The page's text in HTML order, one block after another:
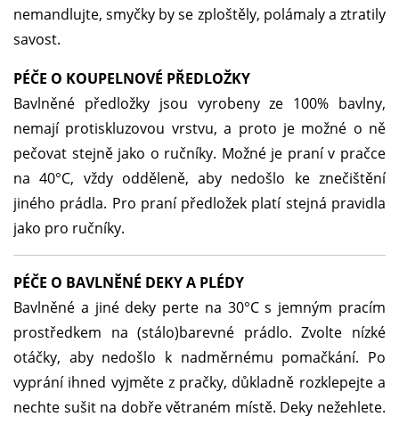
nemandlujte, smyčky by se zploštěly, polámaly a ztratily
savost.
PÉČE O KOUPELNOVÉ PŘEDLOŽKY
Bavlněné předložky jsou vyrobeny ze 100% bavlny,
nemají protiskluzovou vrstvu, a proto je možné o ně
pečovat stejně jako o ručníky. Možné je praní v pračce
na 40°C, vždy odděleně, aby nedošlo ke znečištění
jiného prádla. Pro praní předložek platí stejná pravidla
jako pro ručníky.
PÉČE O BAVLNĚNÉ DEKY A PLÉDY
Bavlněné a jiné deky perte na 30°C s jemným pracím
prostředkem na (stálo)barevné prádlo. Zvolte nízké
otáčky, aby nedošlo k nadměrnému pomačkání. Po
vyprání ihned vyjměte z pračky, důkladně rozklepejte a
nechte sušit na dobře větraném místě. Deky nežehlete.